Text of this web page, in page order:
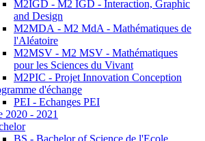
M2IGD - M2 IGD - Interaction, Graphic
and Design
M2MDA - M2 MdA - Mathématiques de
l'Aléatoire
M2MSV - M2 MSV - Mathématiques
pour les Sciences du Vivant
M2PIC - Projet Innovation Conception
d'échange
PEI - Echanges PEI
2020 - 2021
BS - Bachelor of Science de l'Ecole